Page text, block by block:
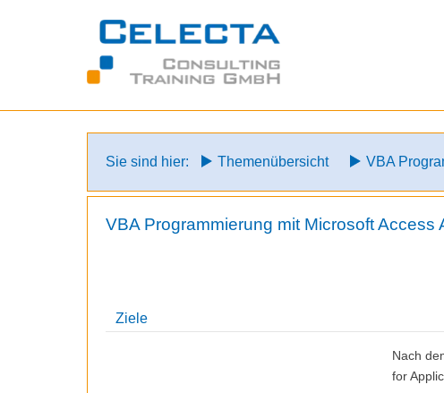
Sie sind hier: Themenübersicht VBA
VBA Programmierung mit Microsoft Access
Ziele
Nach
for